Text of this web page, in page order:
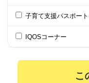
子育て支援パスポート
IQOSコーナー